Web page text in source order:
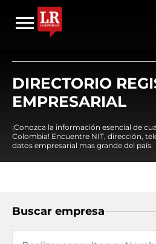
DIRECTORIO
EMPRESARIAL
¡Conozca la información esencial de
Colombia! Encuentre NIT, dirección,
datos empresarial mas grande del país.
Buscar empresa